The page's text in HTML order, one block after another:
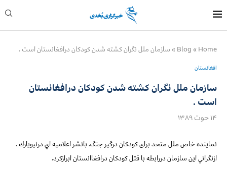
Home
»
Blog
» سازمان ملل نگران كشته شدن كودكان درافغانستان است .
افغانستان
سازمان ملل نگران كشته شدن كودكان درافغانستان
است .
۱۴ حوت ۱۳۸۹
نماینده خاص ملل متحد برای کودکان درگیر جنگ، بانشر اعلاميه اي درنيويارك ،
ازنگراني اين سازمان دررابطه با قتل كودكان درافغاانستان ابرازكرد.